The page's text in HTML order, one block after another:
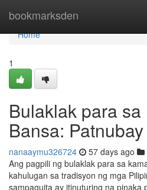
bookmarksden
Home
Home
1
Bulaklak para
Bansa:
nanaaymu326724 57 days ago
Ang pagpili ng bulaklak para sa
kahulugan sa tradisyon ng mga
sampaguita ay itinuturing na pinaka